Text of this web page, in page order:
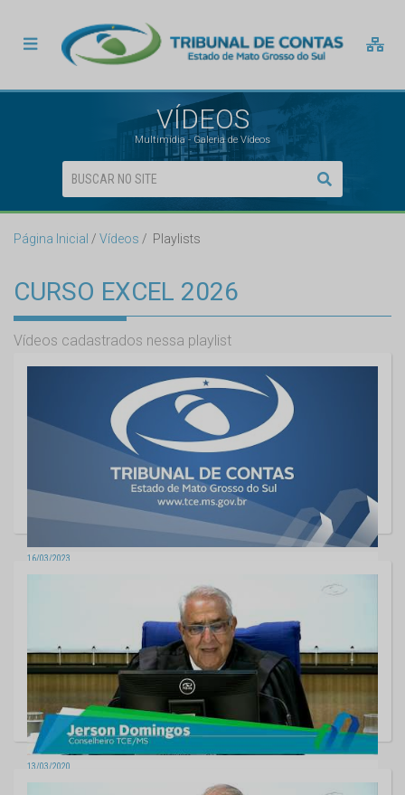
VÍDEOS
Multimídia - Galeria de Vídeos
Página Inicial Vídeos Playlists
CURSO EXCEL 2026
Vídeos cadastrados nessa playlist
16/03/2023
Sessão da 2ª Câmara - 14/03/2023
13/03/2020
Sessão da Segunda Câmara - 17/12/2019